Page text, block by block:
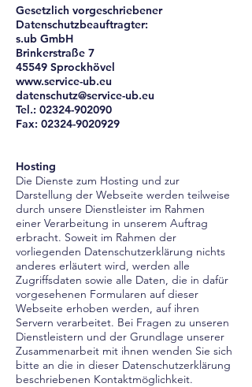
Gesetzlich vorgeschriebener
Datenschutzbeauftragter:
s.ub GmbH
Brinkerstraße 7
45549 Sprockhövel
www.service-ub.eu
datenschutz@service-ub.eu
Tel.: 02324-902090
Fax: 02324-9020929
Hosting
Die Dienste zum Hosting und zur
Darstellung der Webseite werden teilweise
durch unsere Dienstleister im Rahmen
einer Verarbeitung in unserem Auftrag
erbracht. Soweit im Rahmen der
vorliegenden Datenschutzerklärung nichts
anderes erläutert wird, werden alle
Zugriffsdaten sowie alle Daten, die in dafür
vorgesehenen Formularen auf dieser
Webseite erhoben werden, auf ihren
Servern verarbeitet. Bei Fragen zu unseren
Dienstleistern und der Grundlage unserer
Zusammenarbeit mit ihnen wenden Sie sich
bitte an die in dieser Datenschutzerklärung
beschriebenen Kontaktmöglichkeit.